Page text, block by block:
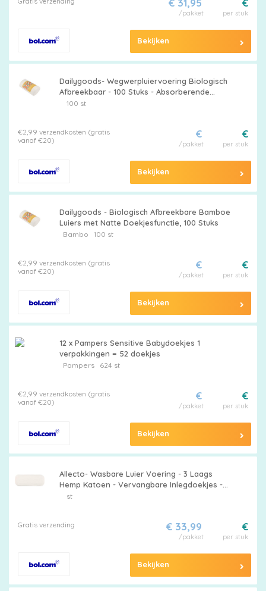
€
per stuk
€ 31,95
/pakket
Bekijken
Dailygoods- Wegwerpluiervoering Biologisch
Afbreekbaar - 100 Stuks - Absorberende
Babyluierinzetstukken - Natte Doekjesfunctie
100 st
€2,99 verzendkosten (gratis
vanaf €20)
€
per stuk
€
/pakket
Bekijken
Dailygoods - Biologisch Afbreekbare Bamboe
Luiers met Natte Doekjesfunctie, 100 Stuks
Bambo 100 st
€2,99 verzendkosten (gratis
vanaf €20)
€
per stuk
€
/pakket
Bekijken
12 x Pampers Sensitive Babydoekjes 1
verpakkingen = 52 doekjes
Pampers624 st
€2,99 verzendkosten (gratis
vanaf €20)
€
per stuk
€
/pakket
Bekijken
Allecto- Wasbare Luier Voering - 3 Laags
Hemp Katoen - Vervangbare Inlegdoekjes -
Baby's en Peuters - Blauw - Wasbare Luier -
Inlegdoek voor Baby's en Peuters
st
Gratis verzending €
per stuk
€ 33,99
/pakket
Bekijken